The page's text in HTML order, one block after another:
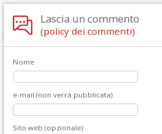
Lascia un commento
(policy dei commenti)
Nome
e-mail (non verrà pubblicata)
Sito web (opzionale)